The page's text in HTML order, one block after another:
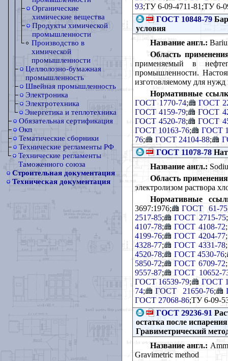
Органические
химические вещества
Продукты химической
промышленности
Производство в
химической
промышленности
Целлюлозно-бумажная
промышленность
Швейная промышленность
Электроника
Электротехника
Энергетика и теплотехника
Обязательная сертификация
Окп
Тематические сборники
Технические регламенты РФ
Технические регламенты
Таможенного союза
Строительная документация
Техническая документация
93;ТУ 6-09-4711-81;ТУ 6-
ГОСТ 10848-79
условия
Название англ.:
Область
применяемый в
промышленности.
изготовляемому для нужд
Нормативные
ГОСТ 1770-74;
ГОСТ
ГОСТ 4159-79;
ГОСТ
ГОСТ 4520-78;
ГОСТ
ГОСТ 10163-76;
ГОСТ
76; ГОСТ 24104-88;
ГОСТ 11078-78
Название англ.:
Область
электролизом раствора
Нормативные
3697:1976;
ГОСТ 61-75
2517-85; ГОСТ 2715-75;
4107-78; ГОСТ 4108-72;
4199-76; ГОСТ 4204-77;
4328-77; ГОСТ 4331-78;
4520-78; ГОСТ 4530-76;
5850-72; ГОСТ 6709-72;
9557-87;
ГОСТ 10652-
ГОСТ 16539-79;
ГОСТ
74; ГОСТ 21650-76;
ГОСТ 27068-86;ТУ 6-09-
ГОСТ 29236-91
остатка после
Гравиметрический
Название англ.:
Gravimetric method